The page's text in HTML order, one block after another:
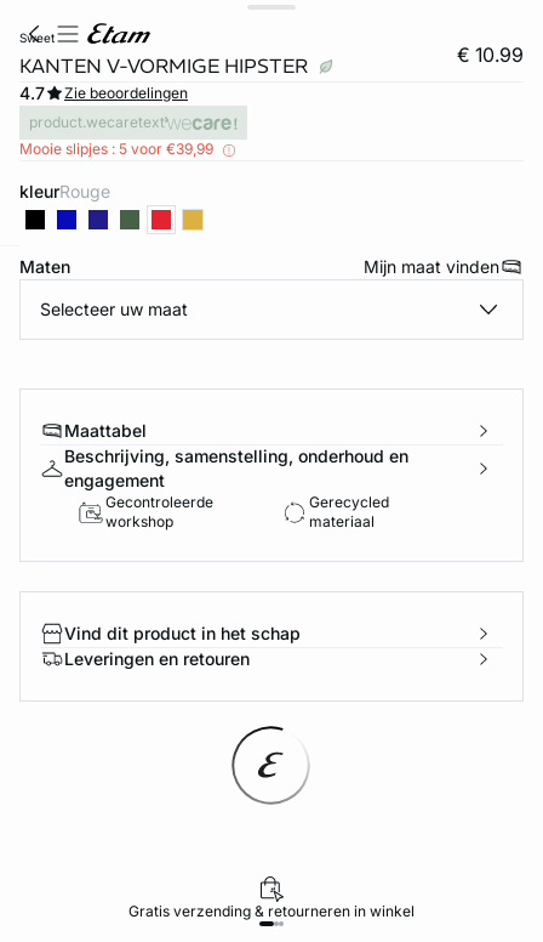
sweet
KANTEN V-VORMIGE HIPSTER € 10.99
4.7
Zie beoordelingen
product.wecaretext
Mooie slipjes : 5 voor €39,99
kleur rouge
Maten Mijn maat vinden
Selecteer uw maat
Maattabel
Beschrijving, samenstelling, onderhoud en
engagement
Gecontroleerde
workshop
Gerecycled
materiaal
Vind dit product in het schap
Leveringen en retouren
Gratis verzending & retourneren in winkel